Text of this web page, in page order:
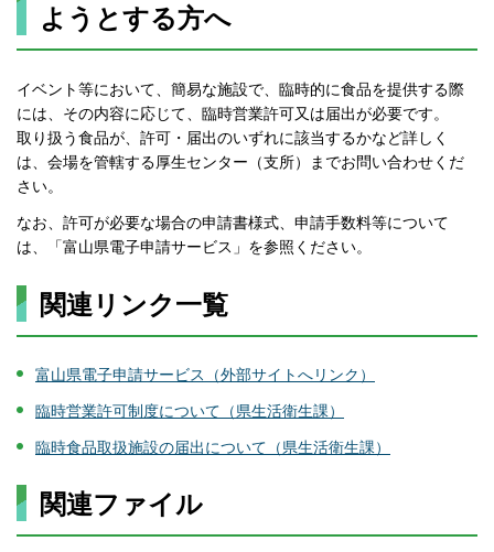
ようとする方へ
イベント等において、簡易な施設で、臨時的に食品を提供する際
には、その内容に応じて、臨時営業許可又は届出が必要です。
取り扱う食品が、許可・届出のいずれに該当するかなど詳しく
は、会場を管轄する厚生センター（支所）までお問い合わせくだ
さい。
なお、許可が必要な場合の申請書様式、申請手数料等について
は、「富山県電子申請サービス」を参照ください。
関連リンク一覧
富山県電子申請サービス（外部サイトへリンク）
臨時営業許可制度について（県生活衛生課）
臨時食品取扱施設の届出について（県生活衛生課）
関連ファイル